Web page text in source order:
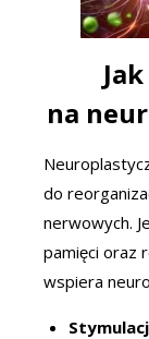
na
do
nerwowych.
pamięci oraz
wspiera